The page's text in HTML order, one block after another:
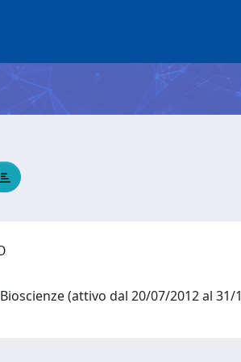
(attivo dal 20/07/2012 al 31/